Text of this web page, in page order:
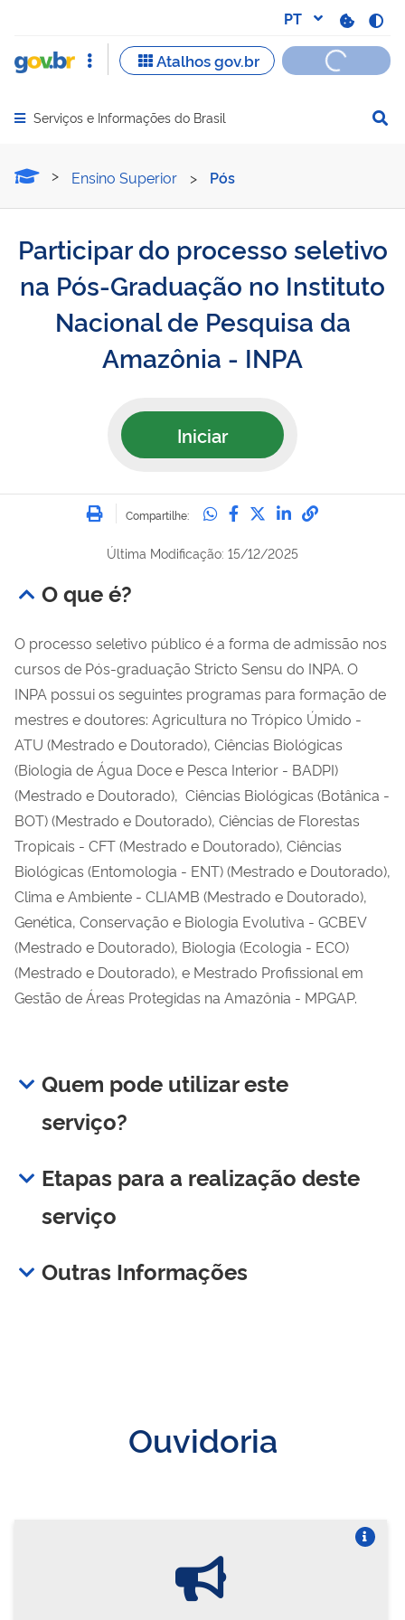
Abrir menu principal de navegação
Serviços e Informações do Brasil
Participar do processo
Ensino Superior > Pós
Participar do processo seletivo
na Pós-Graduação no Instituto
Nacional de Pesquisa da
Amazônia - INPA
Iniciar
Imprimir
Compartilhe: Compartilhe no
Compartilhe no
Compartilhe no
Compartilhe
Última Modificação: 15/12/2025
O que é?
O processo seletivo público é a forma de admissão nos
cursos de Pós-graduação Stricto Sensu do INPA. O
INPA possui os seguintes programas para formação de
mestres e doutores: Agricultura no Trópico Úmido -
ATU (Mestrado e Doutorado), Ciências Biológicas
(Biologia de Água Doce e Pesca Interior - BADPI)
(Mestrado e Doutorado), Ciências Biológicas (Botânica -
BOT) (Mestrado e Doutorado), Ciências de Florestas
Tropicais - CFT (Mestrado e Doutorado), Ciências
Biológicas (Entomologia - ENT) (Mestrado e Doutorado),
Clima e Ambiente - CLIAMB (Mestrado e Doutorado),
Genética, Conservação e Biologia Evolutiva - GCBEV
(Mestrado e Doutorado), Biologia (Ecologia - ECO)
(Mestrado e Doutorado), e Mestrado Profissional em
Gestão de Áreas Protegidas na Amazônia - MPGAP.
Quem pode utilizar este
serviço?
Etapas para a realização deste
serviço
Outras Informações
Ouvidoria